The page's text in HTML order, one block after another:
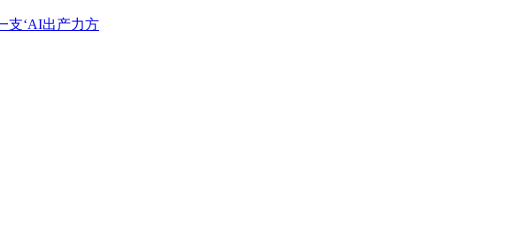
支‘AI出产力方